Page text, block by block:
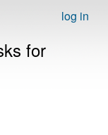
log in
for